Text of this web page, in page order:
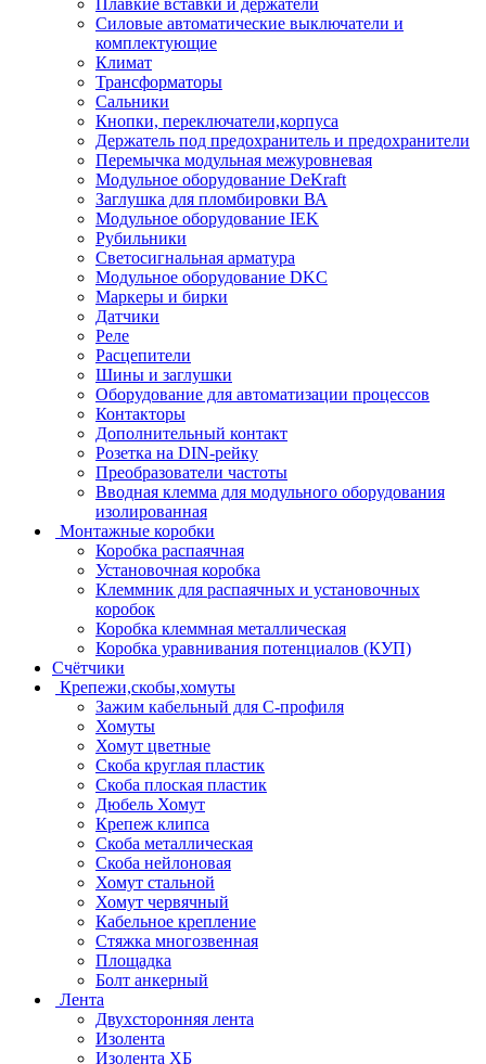
Плавкие вставки и держатели
Силовые автоматические выключатели и
комплектующие
Климат
Трансформаторы
Сальники
Кнопки, переключатели,корпуса
Держатель под предохранитель и предохранители
Перемычка модульная межуровневая
Модульное оборудование DeKraft
Заглушка для пломбировки ВА
Модульное оборудование IEK
Рубильники
Светосигнальная арматура
Модульное оборудование DKC
Маркеры и бирки
Датчики
Реле
Расцепители
Шины и заглушки
Оборудование для автоматизации процессов
Контакторы
Дополнительный контакт
Розетка на DIN-рейку
Преобразователи частоты
Вводная клемма для модульного оборудования
изолированная
Монтажные коробки
Коробка распаячная
Установочная коробка
Клеммник для распаячных и установочных
коробок
Коробка клеммная металлическая
Коробка уравнивания потенциалов (КУП)
Счётчики
Крепежи,скобы,хомуты
Зажим кабельный для С-профиля
Хомуты
Хомут цветные
Скоба круглая пластик
Скоба плоская пластик
Дюбель Хомут
Крепеж клипса
Скоба металлическая
Скоба нейлоновая
Хомут стальной
Хомут червячный
Кабельное крепление
Стяжка многозвенная
Площадка
Болт анкерный
Лента
Двухсторонняя лента
Изолента
Изолента ХБ